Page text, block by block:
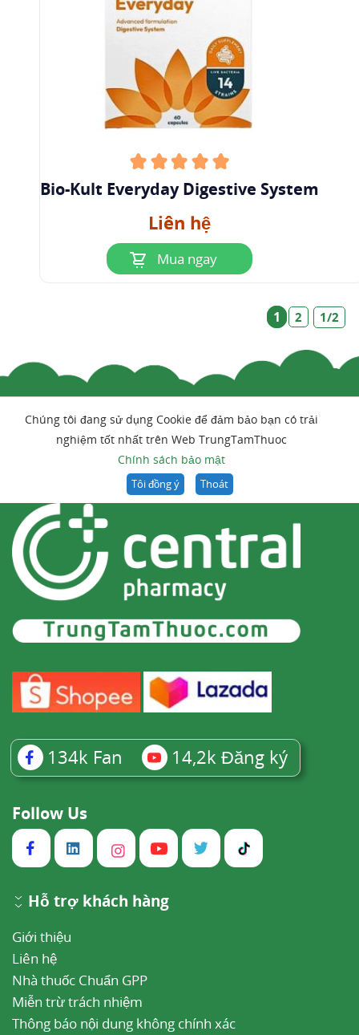
vi khuẩn Helicobacter pylori. Kết quả nghiên
cứu cho thấy việc bổ sung vi khuẩn trước hoặc
sau khi điều trị nhiễm trùng có thể giúp cải thiện
tỷ lệ diệt trừ H. pylori.
==>> Xem thêm về hoạt chất:Lactobacillus
lướn và trẻ nhỏ
Liều dùng - Cách dùng
Tham khảo liều lượng của nhà sản xuất hoặc do
bác sĩ chỉ định.
Không nên trộn lẫn các chế phẩm chứa men vi
sinh với đồ ăn hoặc đồ uống quá nóng vì có thể
Thông báo với bác sĩ nếu bạn đang điều trị bằng
có thể làm giảm tác dụng.
==>> Mời quý bạn đọc xem
Bifidobacterium Lactis - giúp cân
bằng hệ vi sinh đường ruột ở người
7Các chế phẩm chứa Lactobacillus
bulgaricus
Một số sản phẩm trên thị trường có chứa
Lactobacillus bulgaricus bao gồm: Men vi sinh
Gastroclean Thái Minh,...
Sản phẩm chứa Lactobacillus Delbrueckii Ssp Bulgaricus
8Tài liệu tham khảo
Chuyên gia của WebMD.Lactobacillus
Bio-Kult Everyday Digestive System
Liên hệ
Mua ngay
1 2 1/2
Chúng tôi đang sử dụng Cookie để đảm bảo bạn có trải
nghiệm tốt nhất trên Web TrungTamThuoc
Chính sách bảo mật
Tôi đồng ý Thoát
134k Fan 14,2k Đăng ký
Follow Us
Hỗ trợ khách hàng
Giới thiệu
Liên hệ
Nhà thuốc Chuẩn GPP
Miễn trừ trách nhiệm
Thông báo nội dung không chính xác